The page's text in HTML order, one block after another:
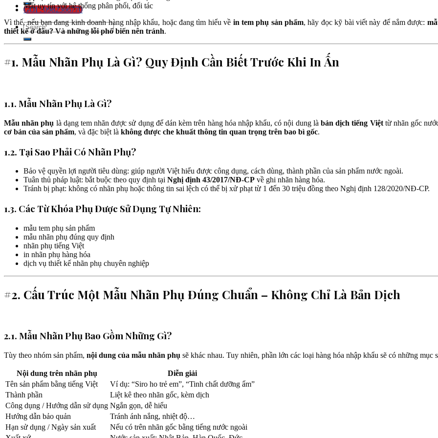
GỌI : 0982366770
Mất uy tín với hệ thống phân phối, đối tác
Vì thế, nếu bạn đang kinh doanh hàng nhập khẩu, hoặc đang tìm hiểu về in tem phụ sản phẩm, hãy đọc kỹ bài viết này để nắm được:
thiết kế ở đâu? Và những lỗi phổ biến nên tránh.
#1. Mẫu Nhãn Phụ Là Gì? Quy Định Cần Biết Trước Khi In Ấn
1.1. Mẫu Nhãn Phụ Là Gì?
Mẫu nhãn phụ là dạng tem nhãn được sử dụng để dán kèm trên hàng hóa nhập khẩu, có nội dung làbản dịch tiếng Việttừ nhãn gốc
cơ bản của sản phẩm, và đặc biệt là không được che khuất thông tin quan trọng trên bao bì gốc.
1.2. Tại Sao Phải Có Nhãn Phụ?
Bảo vệ quyền lợi người tiêu dùng: giúp người Việt hiểu được công dụng, cách dùng, thành phần của sản phẩm nước ngoài.
Tuân thủ pháp luật: bắt buộc theo quy định tại Nghị định 43/2017/NĐ-CP về ghi nhãn hàng hóa.
Tránh bị phạt: không có nhãn phụ hoặc thông tin sai lệch có thể bị xử phạt từ 1 đến 30 triệu đồng theo Nghị định 128/2020/NĐ-CP.
1.3. Các Từ Khóa Phụ Được Sử Dụng Tự Nhiên:
mẫu tem phụ sản phẩm
mẫu nhãn phụ đúng quy định
nhãn phụ tiếng Việt
in nhãn phụ hàng hóa
dịch vụ thiết kế nhãn phụ chuyên nghiệp
#2. Cấu Trúc Một Mẫu Nhãn Phụ Đúng Chuẩn – Không Chỉ Là Bản Dịch
2.1. Mẫu Nhãn Phụ Bao Gồm Những Gì?
Tùy theo nhóm sản phẩm, nội dung của mẫu nhãn phụ sẽ khác nhau. Tuy nhiên, phần lớn các loại hàng hóa nhập khẩu sẽ có những mục
Nội dung trên nhãn phụ
Diễn giải
Tên sản phẩm bằng tiếng Việt
Ví dụ: “Siro ho trẻ em”, “Tinh chất dưỡng ẩm”
Thành phần
Liệt kê theo nhãn gốc, kèm dịch
Công dụng / Hướng dẫn sử dụng Ngắn gọn, dễ hiểu
Hướng dẫn bảo quản
Tránh ánh nắng, nhiệt độ…
Hạn sử dụng / Ngày sản xuất
Nếu có trên nhãn gốc bằng tiếng nước ngoài